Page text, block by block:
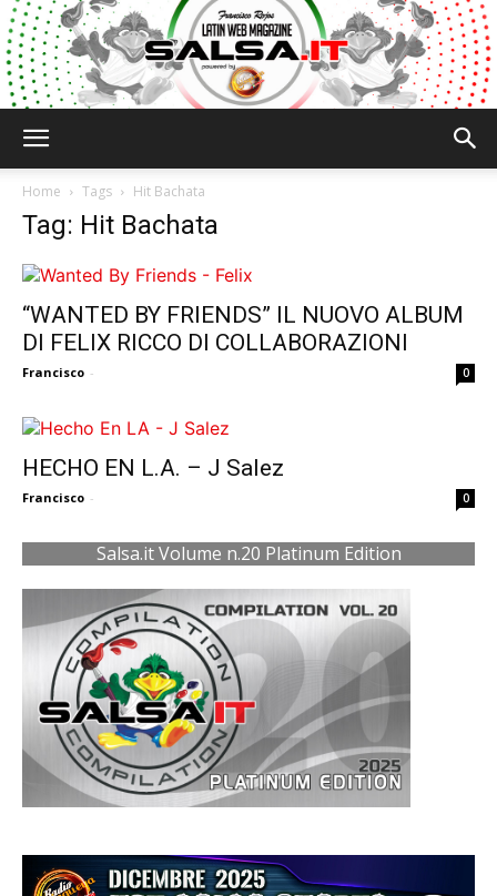
Home Tags Hit Bachata
Tag: Hit Bachata
“WANTED BY FRIENDS” IL NUOVO ALBUM
DI FELIX RICCO DI COLLABORAZIONI
Francisco - 0
HECHO EN L.A. – J Salez
Francisco - 0
Salsa.it Volume n.20 Platinum Edition